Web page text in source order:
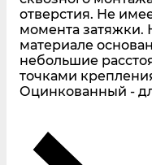
отверстия. Не
момента затяжки.
материале
небольшие
точками
Оцинкованный -